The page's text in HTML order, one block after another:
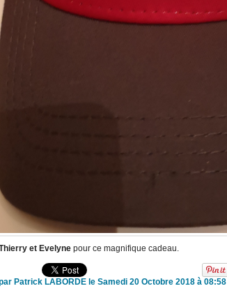
et Evelyne pour ce magnifique cadeau.
Patrick LABORDE le Samedi 20 Octobre 2018 à 08:58